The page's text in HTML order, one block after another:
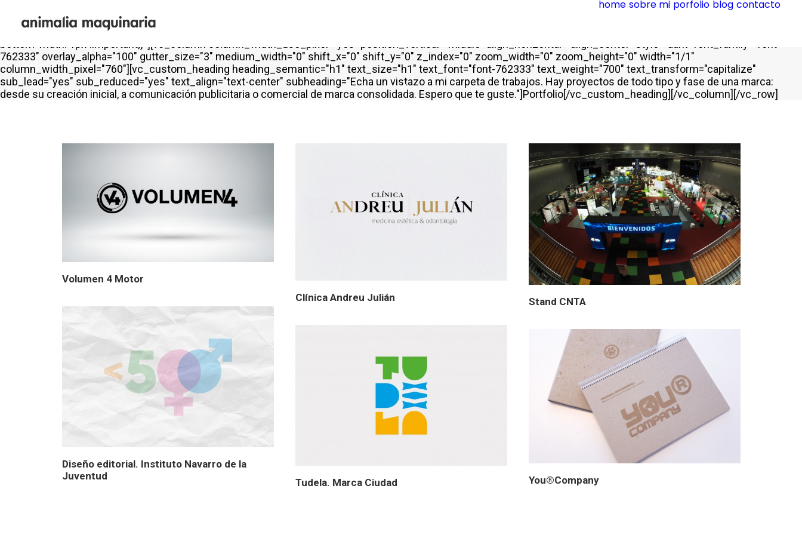
home sobre mi porfolio blog contacto
[vc_row is_header="yes" row_height_percent="50" override_padding="yes" h_padding="2" top_padding="7" bottom_padding="7" back_color="color-xsdn"
back_image="66942" back_position="center bottom" parallax="yes" overlay_color="color-wayh" overlay_alpha="50" gutter_size="100" column_width_percent="100"
border_color="color-gyho" border_style="solid" shift_y="0" z_index="0" style="inherited" css=".vc_custom_1505742909944{border-top-width: 0px !important;border-
762333" overlay_alpha="100" gutter_size="3" medium_width="0" shift_x="0" shift_y="0" z_index="0" zoom_width="0" zoom_height="0" width="1/1"
column_width_pixel="760"][vc_custom_heading heading_semantic="h1" text_size="h1" text_font="font-762333" text_weight="700" text_transform="capitalize"
sub_lead="yes" sub_reduced="yes" text_align="text-center" subheading="Echa un vistazo a mi carpeta de trabajos. Hay proyectos de todo tipo y fase de una marca:
desde su creación inicial, a comunicación publicitaria o comercial de marca consolidada. Espero que te guste."]Portfolio[/vc_custom_heading][/vc_column][/vc_row]
Volumen 4 Motor
Clínica Andreu Julián
Stand CNTA
Diseño editorial. Instituto Navarro de la
Juventud
Tudela. Marca Ciudad You®Company